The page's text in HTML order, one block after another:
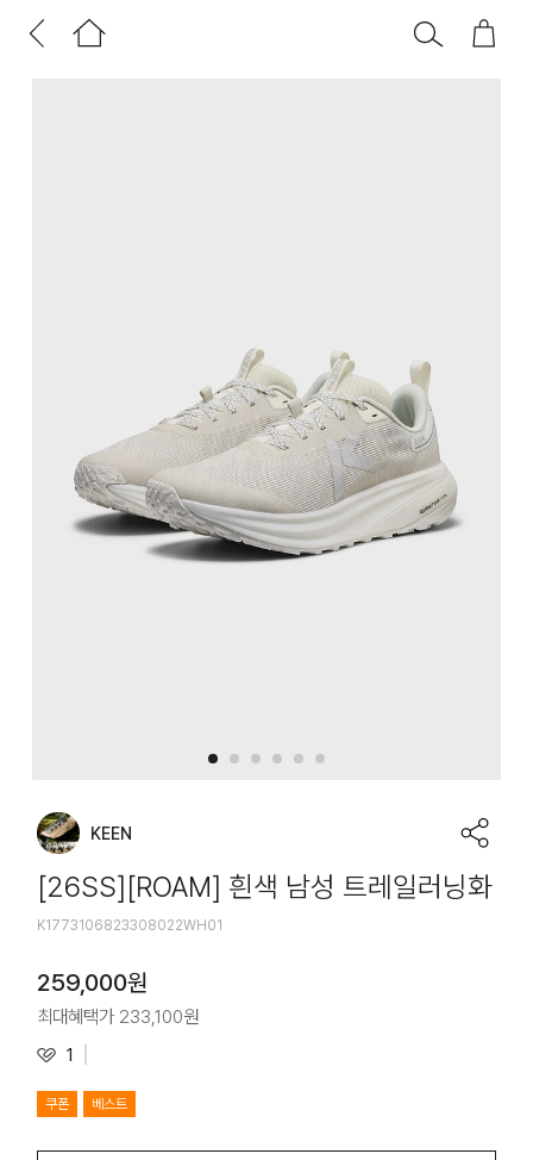
KEEN
[26SS][ROAM] 흰색 남성 트레일러닝화
K1773106823308022WH01
259,000원
최대혜택가 233,100원
1
쿠폰 베스트